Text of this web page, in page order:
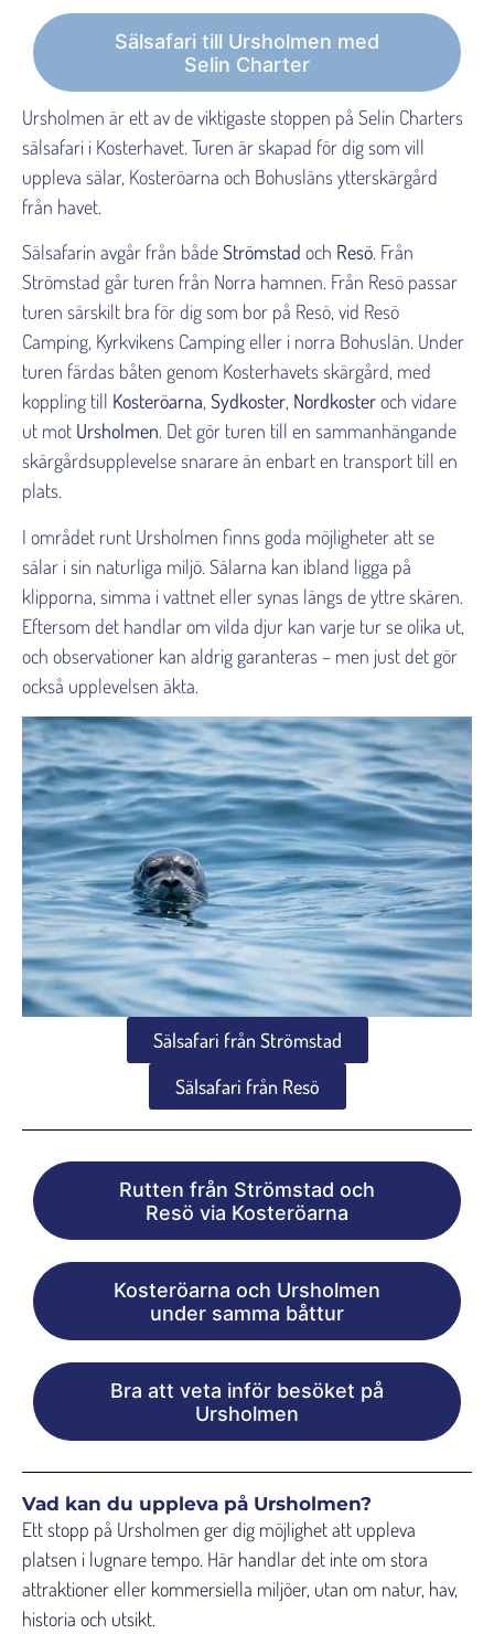
Sälsafari till Ursholmen med
Selin Charter
Ursholmen är ett av de viktigaste stoppen på Selin Charters
sälsafari i Kosterhavet. Turen är skapad för dig som vill
uppleva sälar, Kosteröarna och Bohusläns ytterskärgård
från havet.
Sälsafarin avgår från bådeStrömstad och Resö. Från
Strömstad går turen från Norra hamnen. Från Resö passar
turen särskilt bra för dig som bor på Resö, vid Resö
Camping, Kyrkvikens Camping eller i norra Bohuslän. Under
turen färdas båten genom Kosterhavets skärgård, med
koppling till Kosteröarna,Sydkoster, Nordkosteroch vidare
ut mot Ursholmen. Det gör turen till en sammanhängande
skärgårdsupplevelse snarare än enbart en transport till en
plats.
I området runt Ursholmen finns goda möjligheter att se
sälar i sin naturliga miljö. Sälarna kan ibland ligga på
klipporna, simma i vattnet eller synas längs de yttre skären.
Eftersom det handlar om vilda djur kan varje tur se olika ut,
och observationer kan aldrig garanteras – men just det gör
också upplevelsen äkta.
Sälsafari från Strömstad
Sälsafari från Resö
Rutten från Strömstad och
Resö via Kosteröarna
Kosteröarna och Ursholmen
under samma båttur
Bra att veta inför besöket på
Ursholmen
Vad kan du uppleva på Ursholmen?
Ett stopp på Ursholmen ger dig möjlighet att uppleva
platsen i lugnare tempo. Här handlar det inte om stora
attraktioner eller kommersiella miljöer, utan om natur, hav,
historia och utsikt.